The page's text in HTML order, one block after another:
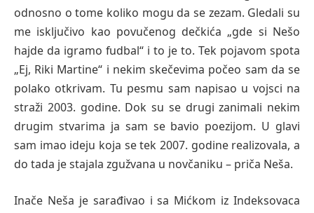
odnosno o tome koliko mogu da se zezam. Gledali su
me isključivo kao povučenog dečkića „gde si Nešo
hajde da igramo fudbal“ i to je to. Tek pojavom spota
„Ej, Riki Martine“ i nekim skečevima počeo sam da se
polako otkrivam. Tu pesmu sam napisao u vojsci na
straži 2003. godine. Dok su se drugi zanimali nekim
drugim stvarima ja sam se bavio poezijom. U glavi
sam imao ideju koja se tek 2007. godine realizovala, a
do tada je stajala zgužvana u novčaniku – priča Neša.
Inače Neša je sarađivao i sa Mićkom iz Indeksovaca